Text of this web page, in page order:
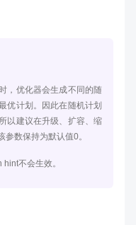
，优化器会生成不同的随
优计划。因此在随机计划
以建议在升级、扩容、缩
数保持为默认值0。
不会生效。